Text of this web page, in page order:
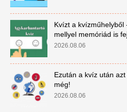
Kvízt a kvízműhelyből
mellyel memóriád is
2026.08.06
Ezután a kvíz után
még!
2026.08.06